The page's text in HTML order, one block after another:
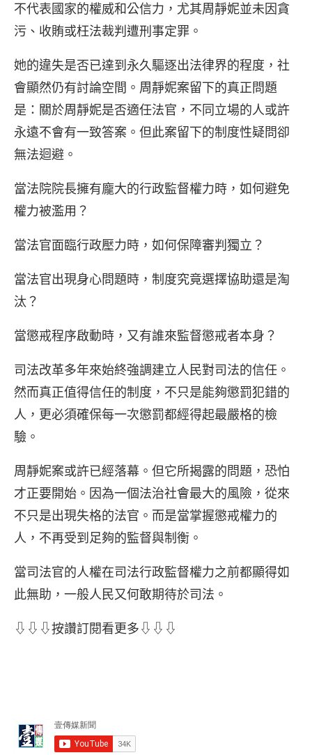
不代表國家的權威和公信力，尤其周靜妮並未因貪
污、收賄或枉法裁判遭刑事定罪。
她的違失是否已達到永久驅逐出法律界的程度，社
會顯然仍有討論空間。周靜妮案留下的真正問題
是：關於周靜妮是否適任法官，不同立場的人或許
永遠不會有一致答案。但此案留下的制度性疑問卻
無法迴避。
當法院院長擁有龐大的行政監督權力時，如何避免
權力被濫用？
當法官面臨行政壓力時，如何保障審判獨立？
當法官出現身心問題時，制度究竟選擇協助還是淘
汰？
當懲戒程序啟動時，又有誰來監督懲戒者本身？
司法改革多年來始終強調建立人民對司法的信任。
然而真正值得信任的制度，不只是能夠懲罰犯錯的
人，更必須確保每一次懲罰都經得起最嚴格的檢
驗。
周靜妮案或許已經落幕。但它所揭露的問題，恐怕
才正要開始。因為一個法治社會最大的風險，從來
不只是出現失格的法官。而是當掌握懲戒權力的
人，不再受到足夠的監督與制衡。
當司法官的人權在司法行政監督權力之前都顯得如
此無助，一般人民又何敢期待於司法。
⇩⇩⇩按讚訂閱看更多⇩⇩⇩